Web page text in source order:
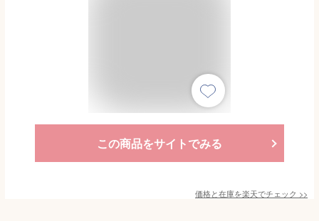
この商品をサイトでみる
価格と在庫を楽天でチェック >>